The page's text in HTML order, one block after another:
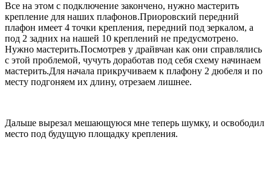
Все на этом с подключение закончено, нужно мастерить
крепление для наших плафонов.Приоровский передний
плафон имеет 4 точки крепления, передний под зеркалом, а
под 2 задних на нашей 10 креплений не предусмотрено.
Нужно мастерить.Посмотрев у драйвчан как они справлялись
с этой проблемой, чучуть доработав под себя схему начинаем
мастерить.Для начала прикручиваем к плафону 2 дюбеля и по
месту подгоняем их длину, отрезаем лишнее.
Дальше вырезал мешающуюся мне теперь шумку, и освободил
место под будущую площадку крепления.